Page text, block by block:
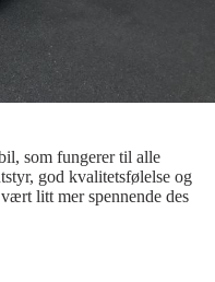
som fungerer til alle
god kvalitetsfølelse og
litt mer spennende des